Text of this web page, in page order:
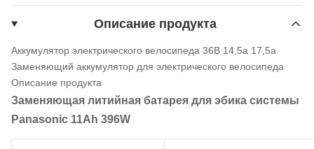
Описание продукта
Аккумулятор электрического велосипеда 36В 14,5а 17,5а
Заменяющий аккумулятор для электрического велосипеда
Описание продукта
Заменяющая литийная батарея для эбика системы
Panasonic 11Ah 396W